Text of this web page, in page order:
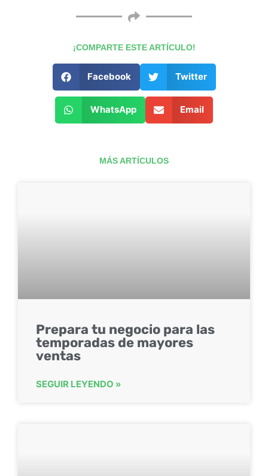
¡COMPARTE ESTE ARTÍCULO!
Facebook Twitter
WhatsApp Email
MÁS ARTÍCULOS
Prepara tu negocio para las
temporadas de mayores
ventas
SEGUIR LEYENDO »